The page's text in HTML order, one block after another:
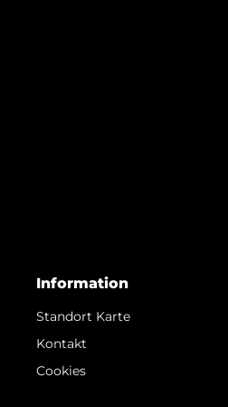
Information
Standort Karte
Kontakt
Cookies